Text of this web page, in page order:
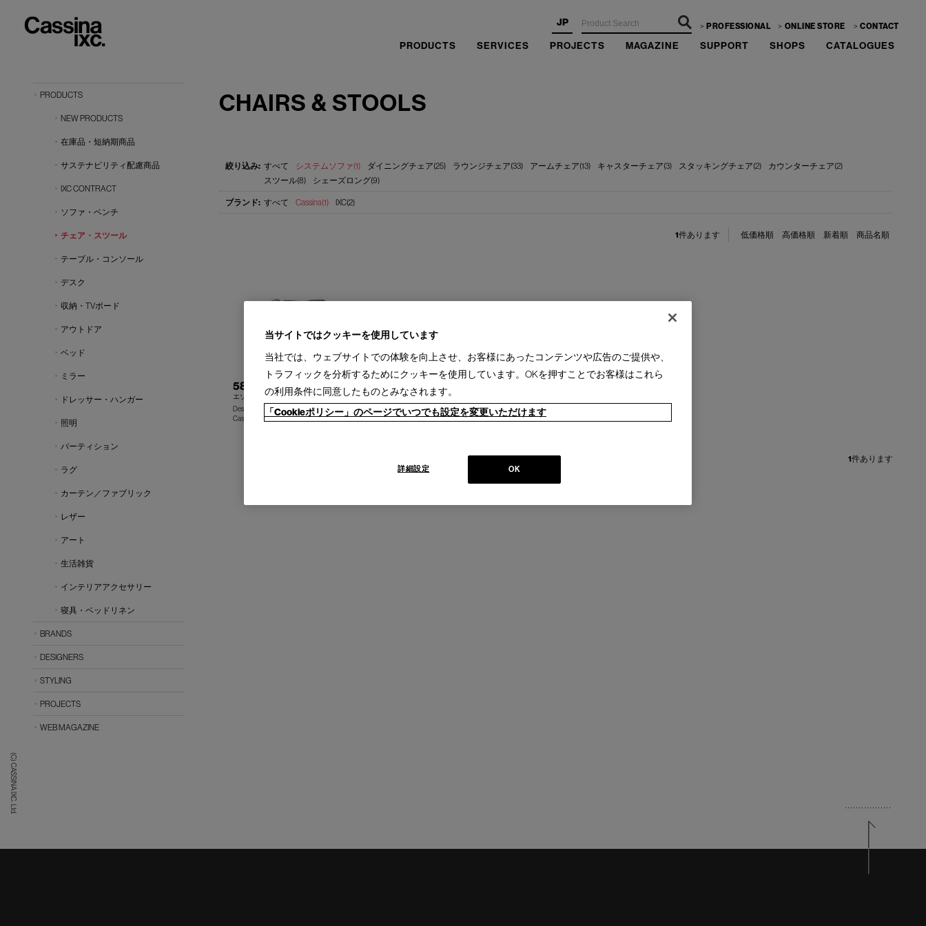
JP PROFESSIONAL ONLINE STORE CONTACT
PRODUCTS SERVICES PROJECTS MAGAZINE SUPPORT SHOPS CATALOGUES
(C) CASSINA IXC. Ltd.
CHAIRS & STOOLS
すべて システムソファ(1) ダイニングチェア(25) ラウンジチェア(33) アームチェア(13) キャスターチェア(3) スタッキングチェア(2)
カウンターチェア(2)
スツール(8)
シェーズロング(9)
すべて Cassina(1) IXC(2)
低価格順 高価格順 新着順 商品名順
1件あります
580 ESOSOFT
エゾソフト システムソファ／ベンチ／ラウンジチェア
Design : ANTONIO CITTERIO
Cassina | Contemporary Collection
+
1件あります
PRODUCTS
NEW PRODUCTS
在庫品・短納期商品
サステナビリティ配慮商品
IXC CONTRACT
ソファ・ベンチ
チェア・スツール
テーブル・コンソール
デスク
収納・TVボード
アウトドア
ベッド
ミラー
ドレッサー・ハンガー
照明
パーティション
ラグ
カーテン／ファブリック
レザー
アート
生活雑貨
インテリアアクセサリー
寝具・ベッドリネン
BRANDS
DESIGNERS
STYLING
PROJECTS
WEB MAGAZINE
当サイトではクッキーを使用しています
当社では、ウェブサイトでの体験を向上させ、お客様にあったコンテンツや広告のご提供や、
トラフィックを分析するためにクッキーを使用しています。OKを押すことでお客様はこれら
の利用条件に同意したものとみなされます。
「Cookieポリシー」のページでいつでも設定を変更いただけます
OK
詳細設定